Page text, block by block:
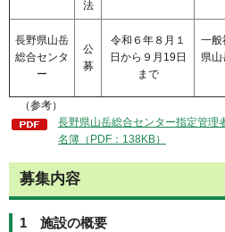
法
長野県山岳
総合センタ
ー
公
募
令和６年８月１
日から９月19日
まで
一般
県
（参考）
長野県山岳総合センター指定管理
名簿（PDF：138KB）
募集内容
1 施設の概要